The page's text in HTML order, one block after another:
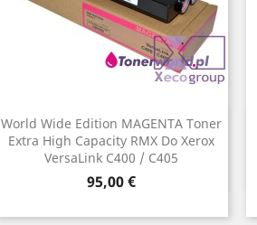
World Wide Edition MAGENTA Toner
Extra High Capacity RMX Do Xerox
VersaLink C400 / C405
Cena
95,00 €
Szybki podgląd